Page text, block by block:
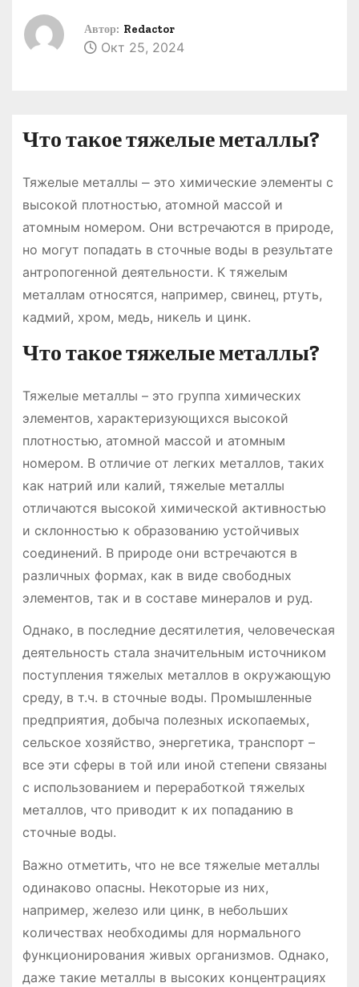
Автор: Redactor
Окт 25, 2024
Что такое тяжелые металлы?
Тяжелые металлы ⎼ это химические элементы с
высокой плотностью, атомной массой и
атомным номером. Они встречаются в природе,
но могут попадать в сточные воды в результате
антропогенной деятельности. К тяжелым
металлам относятся, например, свинец, ртуть,
кадмий, хром, медь, никель и цинк.
Что такое тяжелые металлы?
Тяжелые металлы – это группа химических
элементов, характеризующихся высокой
плотностью, атомной массой и атомным
номером. В отличие от легких металлов, таких
как натрий или калий, тяжелые металлы
отличаются высокой химической активностью
и склонностью к образованию устойчивых
соединений. В природе они встречаются в
различных формах, как в виде свободных
элементов, так и в составе минералов и руд.
Однако, в последние десятилетия, человеческая
деятельность стала значительным источником
поступления тяжелых металлов в окружающую
среду, в т.ч. в сточные воды. Промышленные
предприятия, добыча полезных ископаемых,
сельское хозяйство, энергетика, транспорт –
все эти сферы в той или иной степени связаны
с использованием и переработкой тяжелых
металлов, что приводит к их попаданию в
сточные воды.
Важно отметить, что не все тяжелые металлы
одинаково опасны. Некоторые из них,
например, железо или цинк, в небольших
количествах необходимы для нормального
функционирования живых организмов. Однако,
даже такие металлы в высоких концентрациях